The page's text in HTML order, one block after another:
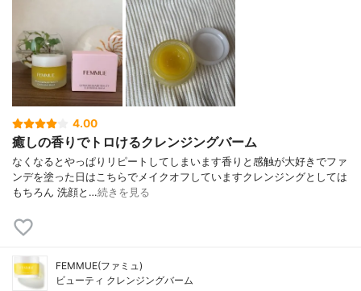
4.00
癒しの香りでトロけるクレンジングバーム
なくなるとやっぱりリピートしてしまいます香りと感触が大好きでファ
ンデを塗った日はこちらでメイクオフしていますクレンジングとしては
もちろん 洗顔と…続きを見る
FEMMUE(ファミュ)
ビューティ クレンジングバーム